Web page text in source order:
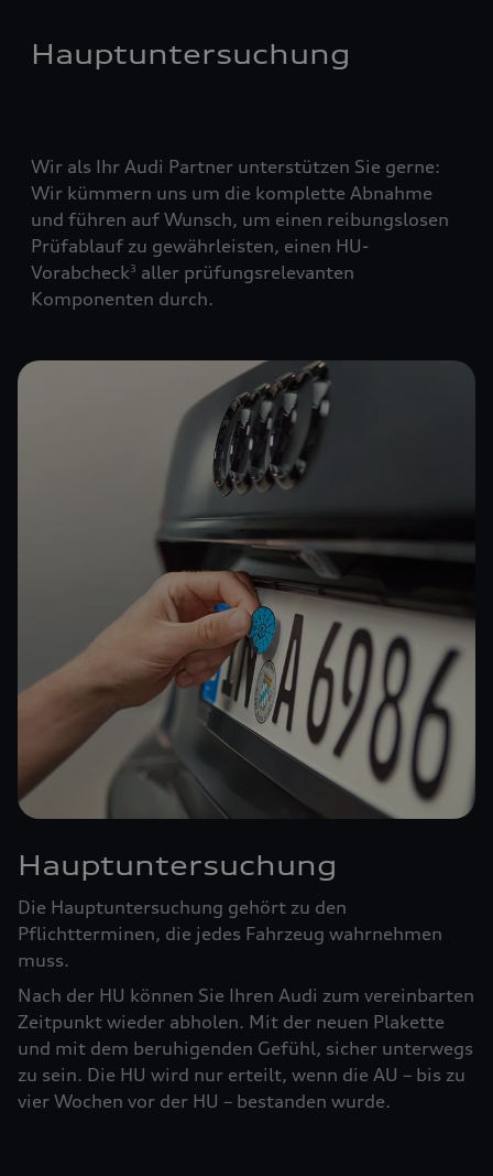
Hauptuntersuchung
Wir als Ihr Audi Partner unterstützen Sie gerne:
Wir kümmern uns um die komplette Abnahme
und führen auf Wunsch, um einen reibungslosen
Prüfablauf zu gewährleisten, einen HU-
Vorabcheck3 aller prüfungsrelevanten
Komponenten durch.
Hauptuntersuchung
Die Hauptuntersuchung gehört zu den
Pflichtterminen, die jedes Fahrzeug wahrnehmen
muss.
Nach der HU können Sie Ihren Audi zum vereinbarten
Zeitpunkt wieder abholen. Mit der neuen Plakette
und mit dem beruhigenden Gefühl, sicher unterwegs
zu sein. Die HU wird nur erteilt, wenn die AU – bis zu
vier ­Woch­en vor der HU – bestanden wurde.